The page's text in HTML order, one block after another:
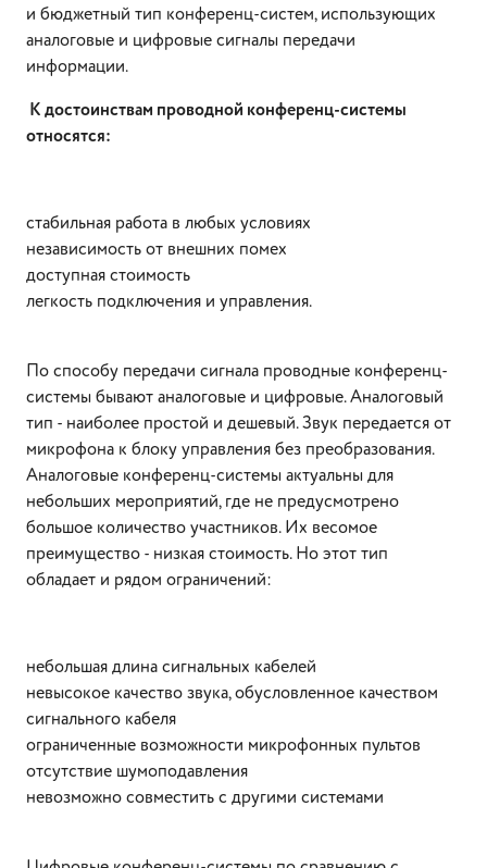
и бюджетный тип конференц-систем, использующих
аналоговые и цифровые сигналы передачи
информации.
К достоинствам проводной конференц-системы
относятся:
стабильная работа в любых условиях
независимость от внешних помех
доступная стоимость
легкость подключения и управления.
По способу передачи сигнала проводные конференц-
системы бывают аналоговые и цифровые. Аналоговый
тип - наиболее простой и дешевый. Звук передается от
микрофона к блоку управления без преобразования.
Аналоговые конференц-системы актуальны для
небольших мероприятий, где не предусмотрено
большое количество участников. Их весомое
преимущество - низкая стоимость. Но этот тип
обладает и рядом ограничений:
небольшая длина сигнальных кабелей
невысокое качество звука, обусловленное качеством
сигнального кабеля
ограниченные возможности микрофонных пультов
отсутствие шумоподавления
невозможно совместить с другими системами